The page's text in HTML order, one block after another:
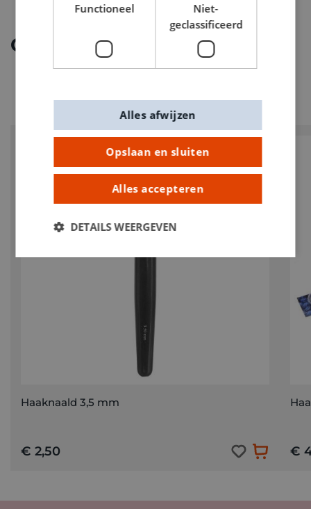
Ontdek meer
Haaknaald 3,5 mm
€ 2,50 €
Functioneel
Niet-
geclassificeerd
Opslaan en sluiten
Alles accepteren
Alles afwijzen
DETAILS WEERGEVEN